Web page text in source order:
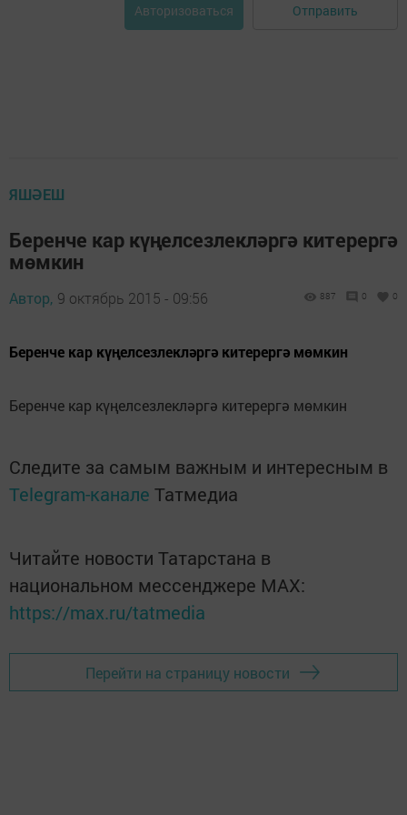
Авторизоваться Отправить
ЯШӘЕШ
Беренче кар күңелсезлекләргә китерергә
мөмкин
Автор, 9 октябрь 2015 - 09:56 887 0 0
Беренче кар күңелсезлекләргә китерергә мөмкин
Беренче кар күңелсезлекләргә китерергә мөмкин
Следите за самым важным и интересным в
Telegram-канале Татмедиа
Читайте новости Татарстана в
национальном мессенджере MАХ:
https://max.ru/tatmedia
Перейти на страницу новости